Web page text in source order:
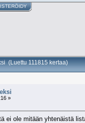
(Luettu 111815 kertaa)
»
ei ole mitään yhtenäistä